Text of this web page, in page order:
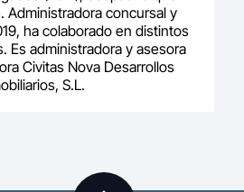
Administradora concursal y
ha colaborado en distintos
Es administradora y asesora
Civitas Nova Desarrollos
S.L.